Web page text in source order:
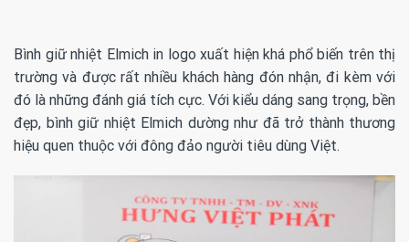
Bình giữ nhiệt Elmich in logo xuất hiện khá phổ biến trên thị
trường và được rất nhiều khách hàng đón nhận, đi kèm với
đó là những đánh giá tích cực. Với kiểu dáng sang trọng, bền
đẹp, bình giữ nhiệt Elmich dường như đã trở thành thương
hiệu quen thuộc với đông đảo người tiêu dùng Việt.